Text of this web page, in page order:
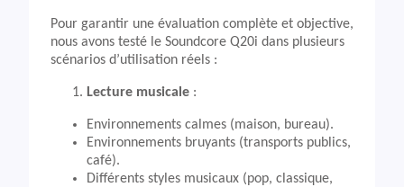
Pour garantir une évaluation complète et objective,
nous avons testé le Soundcore Q20i dans plusieurs
scénarios d’utilisation réels :
Lecture musicale :
Environnements calmes (maison, bureau).
Environnements bruyants (transports publics,
café).
Différents styles musicaux (pop, classique,